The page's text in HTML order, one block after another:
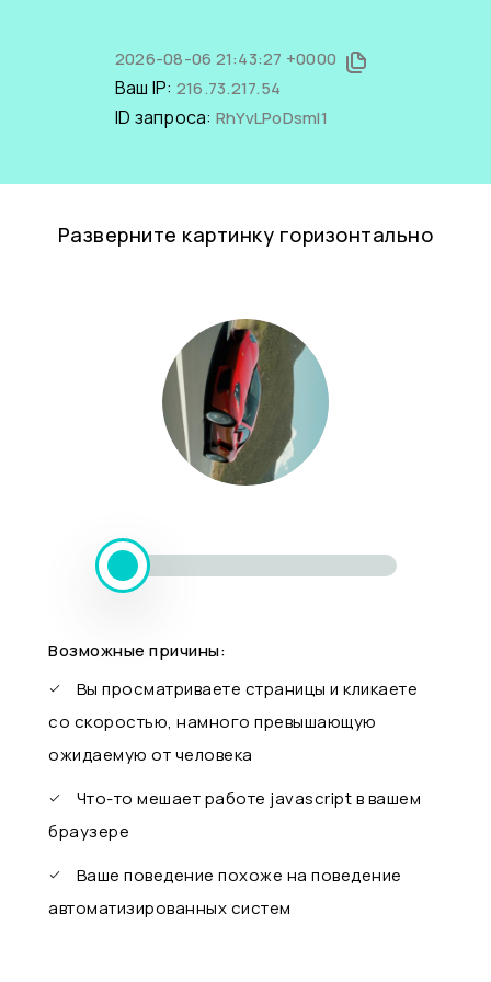
2026-08-06 21:43:27 +0000
Ваш IP: 216.73.217.54
ID запроса: RhYvLPoDsmI1
Разверните картинку горизонтально
Возможные причины:
Вы просматриваете страницы и кликаете
со скоростью, намного превышающую
ожидаемую от человека
Что-то мешает работе javascript в вашем
браузере
Ваше поведение похоже на поведение
автоматизированных систем